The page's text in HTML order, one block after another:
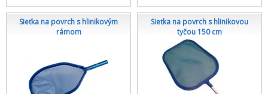
Sieťka na povrch s hlinikovým
rámom
Sieťka na povrch s hlinikovou
tyčou 150 cm